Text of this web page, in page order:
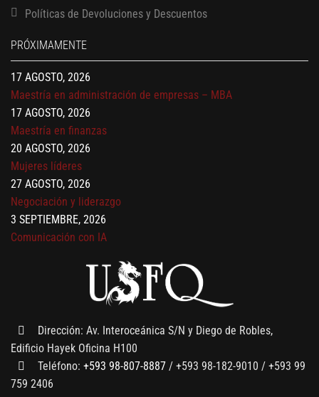
Políticas de Devoluciones y Descuentos
PRÓXIMAMENTE
Finanzas para no financieros
Gerencia de empresas familiares
17 AGOSTO, 2026
Maestría en administración de empresas – MBA
17 AGOSTO, 2026
Maestría en finanzas
20 AGOSTO, 2026
Mujeres líderes
27 AGOSTO, 2026
Negociación y liderazgo
3 SEPTIEMBRE, 2026
Comunicación con IA
7 SEPTIEMBRE, 2026
Finanzas para no financieros
Dirección: Av. Interoceánica S/N y Diego de Robles,
Edificio Hayek Oficina H100
Teléfono: +593 98-807-8887 / +593 98-182-9010 / +593 99
759 2406